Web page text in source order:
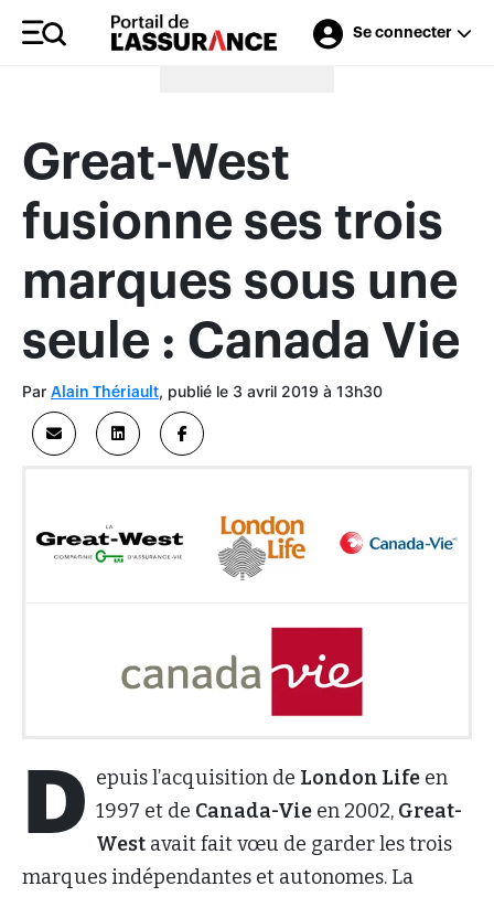
Se connecter
Merci à nos annonceurs
Great-West
fusionne ses trois
marques sous une
seule : Canada Vie
Par Alain Thériault, publié le 3 avril 2019 à 13h30
D epuis l’acquisition de London Life en
1997 et de Canada-Vie en 2002, Great-
West avait fait vœu de garder les trois
marques indépendantes et autonomes. La